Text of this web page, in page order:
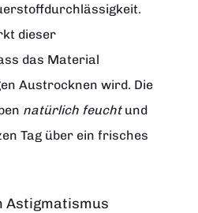
dieser
das Material
Austrocknen wird. Die
natürlich feuchtund
Tag über ein frisches
Astigmatismus